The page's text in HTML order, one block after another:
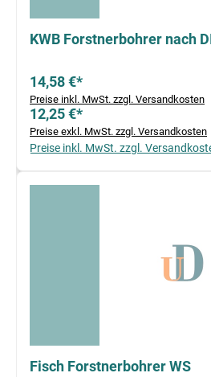
KWB Forstnerbohrer nach
14,58 €*
Preise inkl. MwSt. zzgl. Versandkosten
12,25 €*
Preise exkl. MwSt. zzgl. Versandkosten
Preise inkl. MwSt. zzgl.
Fisch Forstnerbohrer WS